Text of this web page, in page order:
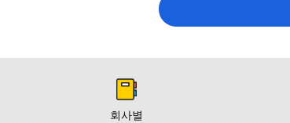
회사별